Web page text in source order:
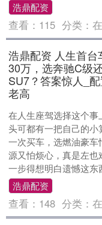
浩鼎配资
查看： 115 分类：
浩鼎配资 人生首台
30万，选奔驰C级
SU7？答案惊人_配
老高
在人生座驾选择这个事
头可都有一把自己的小
一次买车，选燃油豪车
源又怕烦心，真是左也
一步得想明白遗憾这东
浩鼎配资
查看： 148 分类：